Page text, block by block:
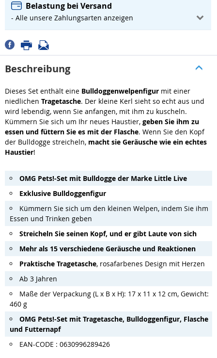
Belastung bei Versand
- Alle unsere Zahlungsarten anzeigen
Beschreibung
Dieses Set enthält eine Bulldoggenwelpenfigur mit einer
niedlichen Tragetasche. Der kleine Kerl sieht so echt aus und
wird lebendig, wenn Sie anfangen, mit ihm zu kuscheln.
Kümmern Sie sich um Ihr neues Haustier, geben Sie ihm zu
essen und füttern Sie es mit der Flasche. Wenn Sie den Kopf
der Bulldogge streicheln, macht sie Geräusche wie ein echtes
Haustier!
OMG Pets!-Set mit Bulldogge der Marke Little Live
Exklusive Bulldoggenfigur
Kümmern Sie sich um den kleinen Welpen, indem Sie ihm
Essen und Trinken geben
Streicheln Sie seinen Kopf, und er gibt Laute von sich
Mehr als 15 verschiedene Geräusche und Reaktionen
Praktische Tragetasche, rosafarbenes Design mit Herzen
Ab 3 Jahren
Maße der Verpackung (L x B x H): 17 x 11 x 12 cm, Gewicht:
460 g
OMG Pets!-Set mit Tragetasche, Bulldoggenfigur, Flasche
und Futternapf
EAN-CODE : 0630996289426